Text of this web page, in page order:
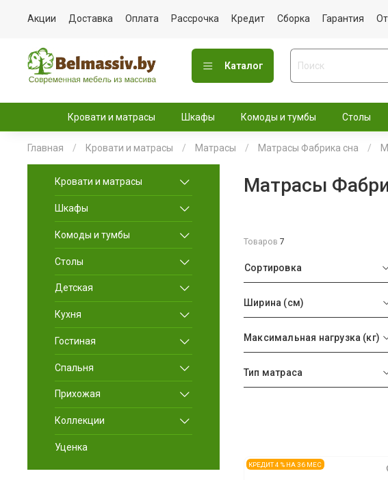
Акции Доставка Оплата Рассрочка Кредит Сборка Гарантия
Каталог
Кровати и матрасы Шкафы Комоды и тумбы Столы
Главная Кровати и матрасы Матрасы Матрасы Фабрика сна
Матрасы
Товаров 7
Сортировка
Ширина (см)
Максимальная нагрузка (кг)
Тип матраса
КРЕДИТ 4 % НА 36 МЕС
Кровати и матрасы
Шкафы
Комоды и тумбы
Столы
Детская
Кухня
Гостиная
Спальня
Прихожая
Коллекции
Уценка